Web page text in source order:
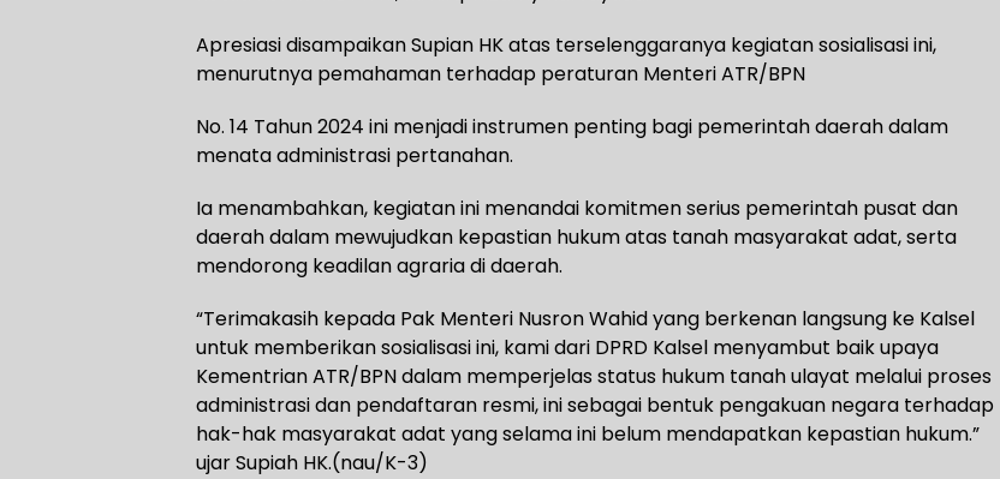
Apresiasi disampaikan Supian HK atas terselenggaranya kegiatan sosialisasi ini,
menurutnya pemahaman terhadap peraturan Menteri ATR/BPN
No. 14 Tahun 2024 ini menjadi instrumen penting bagi pemerintah daerah dalam
menata administrasi pertanahan.
Ia menambahkan, kegiatan ini menandai komitmen serius pemerintah pusat dan
daerah dalam mewujudkan kepastian hukum atas tanah masyarakat adat, serta
mendorong keadilan agraria di daerah.
“Terimakasih kepada Pak Menteri Nusron Wahid yang berkenan langsung ke Kalsel
untuk memberikan sosialisasi ini, kami dari DPRD Kalsel menyambut baik upaya
Kementrian ATR/BPN dalam memperjelas status hukum tanah ulayat melalui proses
administrasi dan pendaftaran resmi, ini sebagai bentuk pengakuan negara terhadap
hak-hak masyarakat adat yang selama ini belum mendapatkan kepastian hukum.”
ujar Supiah HK.(nau/K-3)